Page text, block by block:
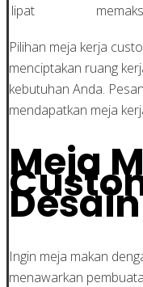
lipat
Pilihan meja kerja
menciptakan ruang
kebutuhan Anda.
mendapatkan meja
Meja
Ingin meja makan
menawarkan